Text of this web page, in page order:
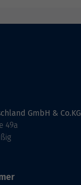
GmbH & Co.KG
49a